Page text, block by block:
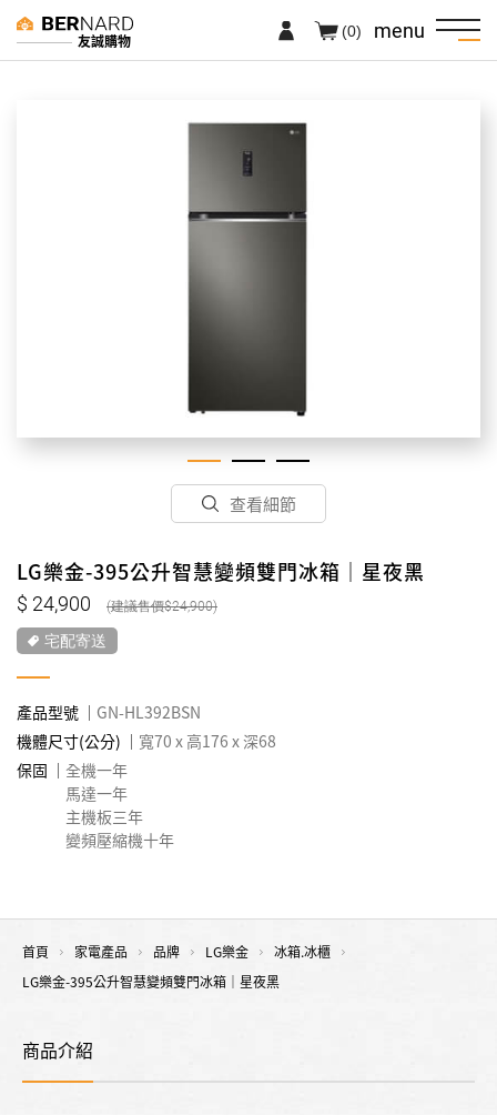
友誠購物 menu
(0)
查看細節
LG樂金-395公升智慧變頻雙門冰箱｜星夜黑
24,900 24,900
宅配寄送
產品型號
GN-HL392BSN
機體尺寸(公分)
寬70 x 高176 x 深68
保固
全機一年
馬達一年
主機板三年
變頻壓縮機十年
首頁 家電產品 品牌 LG樂金
冰箱.冰櫃
LG樂金-395公升智慧變頻雙門冰箱｜星夜黑
商品介紹